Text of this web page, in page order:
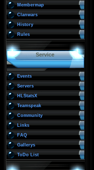
Membermap
Clanwars
History
Rules
Service
Events
Servers
HLStatsX
Teamspeak
Community
Links
FAQ
Gallerys
ToDo List